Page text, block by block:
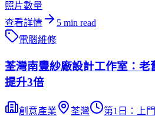
照片數量
查看詳情
5 min read
電腦維修
荃灣南豐紗廠設計工作室：老
提升3倍
創意產業 荃灣 第1日：上